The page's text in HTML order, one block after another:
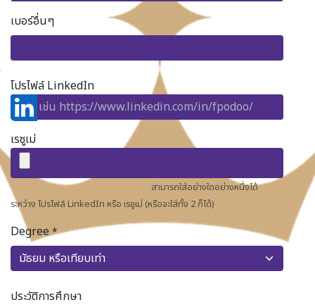
เบอร์อื่นๆ
โปรไฟล์ LinkedIn
เรซูเม่
สามารถใส่อย่างใดอย่างหนึ่งได้
ระหว่าง โปรไฟล์ LinkedIn หรือ เรซูเม่ (หรือจะใส่ทั้ง 2 ก็ได้)
Degree *
ประวัติการศึกษา